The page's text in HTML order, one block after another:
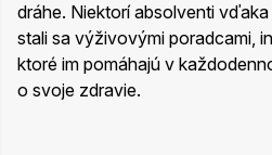
dráhe. Niektorí absolventi
stali sa výživovými poradcami,
ktoré im pomáhajú v
o svoje zdravie.